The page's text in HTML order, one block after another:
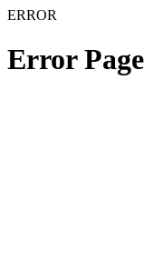
ERROR
Error Page